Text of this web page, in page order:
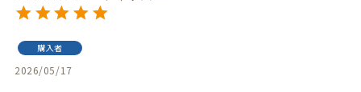
購入者
2026/05/17